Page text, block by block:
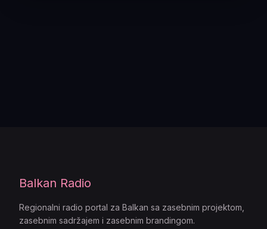
Balkan Radio
Regionalni radio portal za Balkan sa zasebnim projektom,
zasebnim sadržajem i zasebnim brandingom.